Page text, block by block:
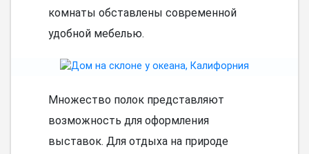
комнаты обставлены современной
удобной мебелью.
Множество полок представляют
возможность для оформления
выставок. Для отдыха на природе